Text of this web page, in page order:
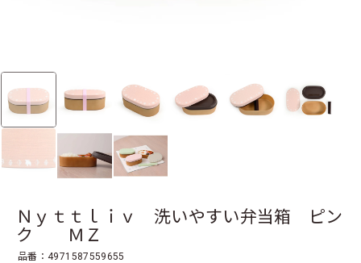
Ｎｙｔｔｌｉｖ 洗いやすい弁当箱 ピン
ク ＭＺ
品番：4971587559655